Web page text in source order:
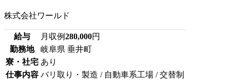
株式会社ワールド
給与 月収例280,000円
勤務地
岐阜県 垂井町
寮・社宅 あり
仕事内容 バリ取り・製造 / 自動車系工場 / 交替制